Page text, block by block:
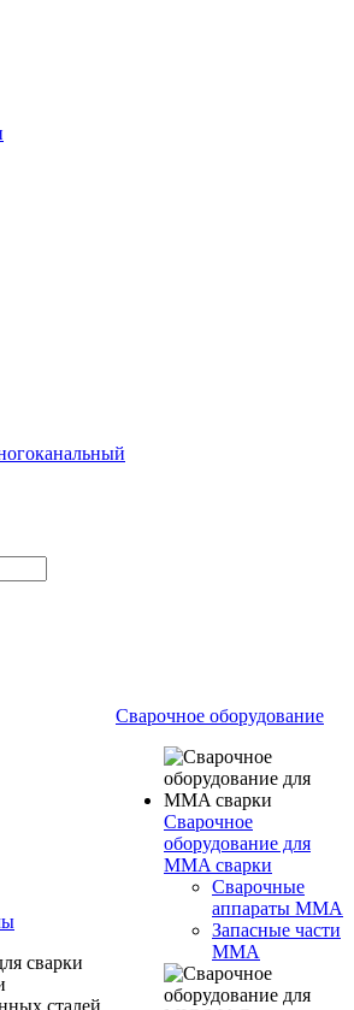
Сварочное оборудование
Сварочное
оборудование для
MMA сварки
Сварочные
аппараты MMA
Запасные части
MMA